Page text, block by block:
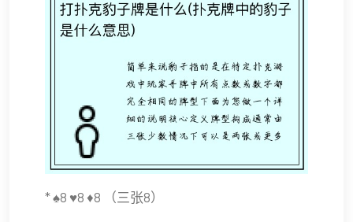
* ♠8 ♥8 ♦8 （三张8）